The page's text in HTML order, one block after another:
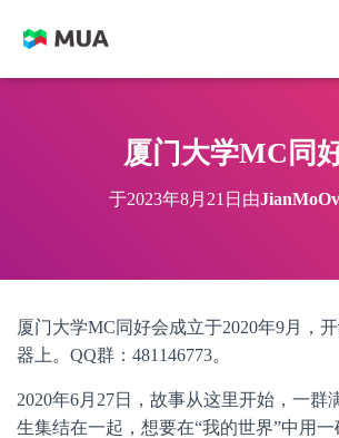
厦门大学MC同
于2023年8月21日 由
厦门大学MC同好会成立于2020年9月，
器上。QQ群：481146773。
2020年6月27日，故事从这里开始，一群
生集结在一起，想要在“我的世界”中用